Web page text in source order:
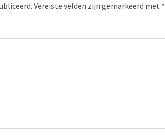
Vereiste velden zijn gemarkeerd met *